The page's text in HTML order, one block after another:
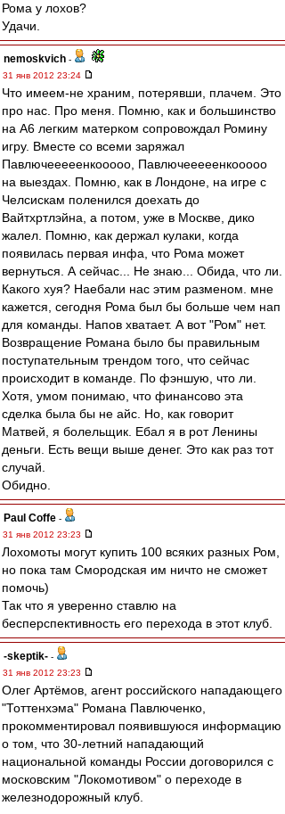
Рома у лохов?
Удачи.
nemoskvich -
31 янв 2012 23:24
Что имеем-не храним, потерявши, плачем. Это
про нас. Про меня. Помню, как и большинство
на А6 легким матерком сопровождал Ромину
игру. Вместе со всеми заряжал
Павлючееееенкооооо, Павлючееееенкооооо
на выездах. Помню, как в Лондоне, на игре с
Челсискам поленился доехать до
Вайтхртлэйна, а потом, уже в Москве, дико
жалел. Помню, как держал кулаки, когда
появилась первая инфа, что Рома может
вернуться. А сейчас... Не знаю... Обида, что ли.
Какого хуя? Наебали нас этим разменом. мне
кажется, сегодня Рома был бы больше чем нап
для команды. Напов хватает. А вот "Ром" нет.
Возвращение Романа было бы правильным
поступательным трендом того, что сейчас
происходит в команде. По фэншую, что ли.
Хотя, умом понимаю, что финансово эта
сделка была бы не айс. Но, как говорит
Матвей, я болельщик. Ебал я в рот Ленины
деньги. Есть вещи выше денег. Это как раз тот
случай.
Обидно.
Paul Coffe -
31 янв 2012 23:23
Лохомоты могут купить 100 всяких разных Ром,
но пока там Смородская им ничто не сможет
помочь)
Так что я уверенно ставлю на
бесперспективность его перехода в этот клуб.
-skeptik- -
31 янв 2012 23:23
Олег Артёмов, агент российского нападающего
"Тоттенхэма" Романа Павлюченко,
прокомментировал появившуюся информацию
о том, что 30-летний нападающий
национальной команды России договорился с
московским "Локомотивом" о переходе в
железнодорожный клуб.